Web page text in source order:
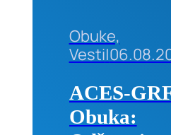
Obuke,
Vesti|
ACES-
Obuka: